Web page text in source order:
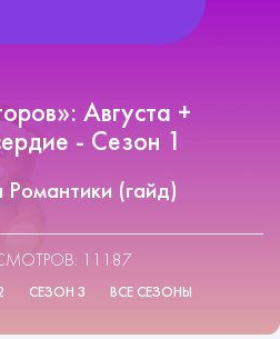
Августа +
- Сезон 1
(гайд)
11187
СЕЗОН 3 ВСЕ СЕЗОНЫ